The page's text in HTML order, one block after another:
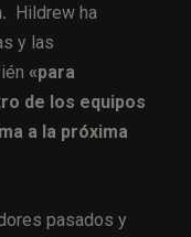
Hildrew ha
y las
«para
de los equipos
a la próxima
pasados y